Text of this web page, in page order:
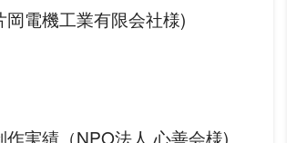
電機工業有限会社様)
実績（NPO法人 心善会様)